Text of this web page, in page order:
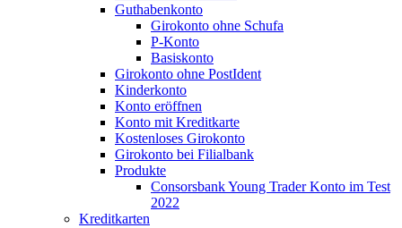
Guthabenkonto
Girokonto ohne Schufa
P-Konto
Basiskonto
Girokonto ohne PostIdent
Kinderkonto
Konto eröffnen
Konto mit Kreditkarte
Kostenloses Girokonto
Girokonto bei Filialbank
Produkte
Consorsbank Young Trader Konto im Test
2022
Kreditkarten